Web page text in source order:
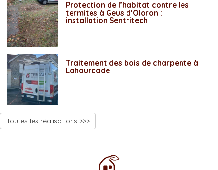
Protection de l’habitat contre les
termites à Geus d’Oloron :
installation Sentritech
Traitement des bois de charpente à
Lahourcade
Toutes les réalisations >>>